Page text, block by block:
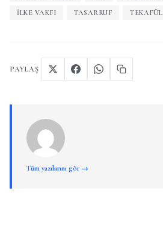
İLKE VAKFI TASARRUF TEKAFÜL
PAYLAŞ
Tüm yazılarını gör →